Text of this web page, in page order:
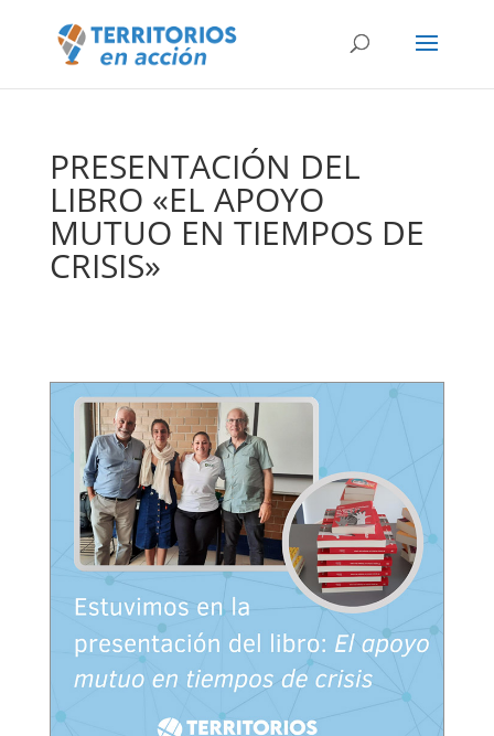
PRESENTACIÓN DEL
LIBRO «EL APOYO
MUTUO EN TIEMPOS DE
CRISIS»